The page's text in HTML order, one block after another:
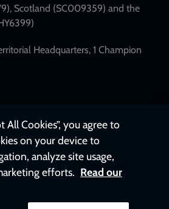
Scotland (SC009359) and the
Headquarters, 1 Champion
All Cookies”, you agree to
on your device to
analyze site usage,
efforts. Read our